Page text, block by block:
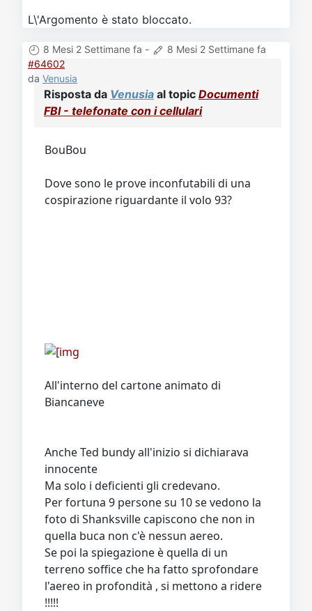
L\'Argomento è stato bloccato.
8 Mesi 2 Settimane fa -
8 Mesi 2 Settimane fa
#64602
da Venusia
Risposta da Venusia al topic Documenti
FBI - telefonate con i cellulari
BouBou
Dove sono le prove inconfutabili di una
cospirazione riguardante il volo 93?
All'interno del cartone animato di
Biancaneve
Anche Ted bundy all'inizio si dichiarava
innocente
Ma solo i deficienti gli credevano.
Per fortuna 9 persone su 10 se vedono la
foto di Shanksville capiscono che non in
quella buca non c'è nessun aereo.
Se poi la spiegazione è quella di un
terreno soffice che ha fatto sprofondare
l'aereo in profondità , si mettono a ridere
!!!!!